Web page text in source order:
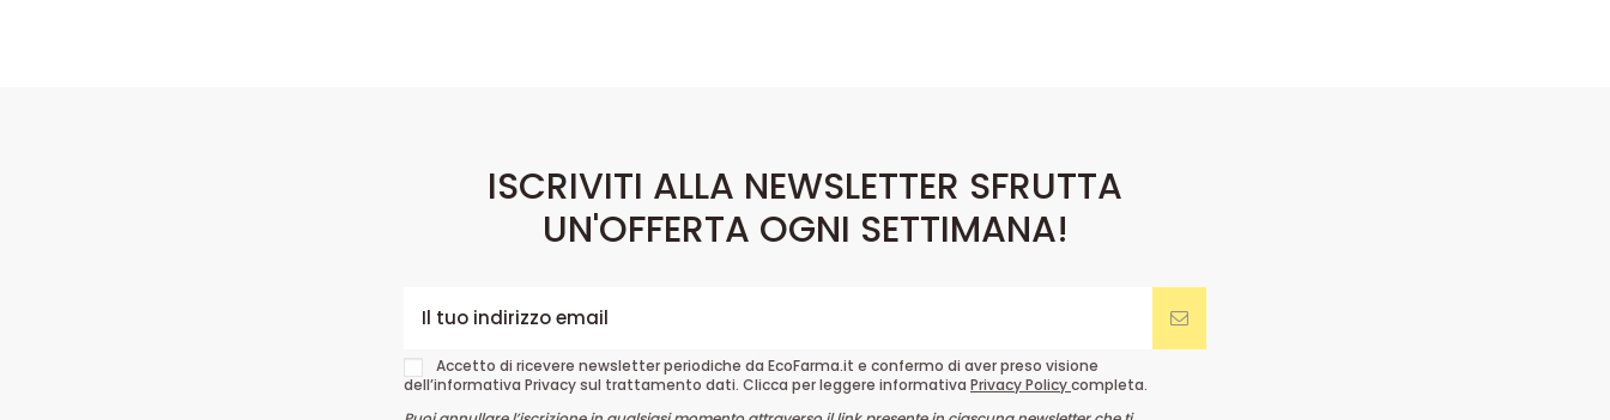
ISCRIVITI ALLA NEWSLETTER SFRUTTA
UN'OFFERTA OGNI SETTIMANA!
Accetto di ricevere newsletter periodiche da EcoFarma.it e confermo di aver preso visione
dell’informativa Privacy sul trattamento dati. Clicca per leggere informativa Privacy Policycompleta.